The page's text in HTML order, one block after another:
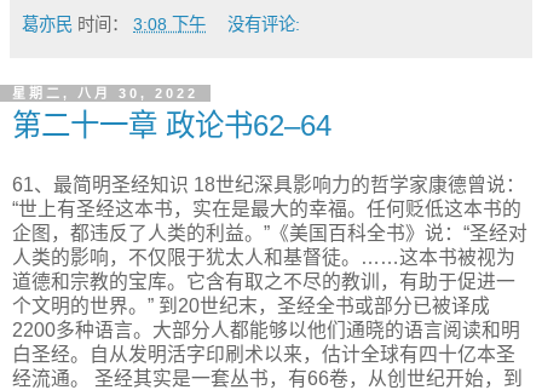
葛亦民 时间： 3:08 下午 没有评论:
星期二, 八月 30, 2022
第二十一章 政论书62–64
61、最简明圣经知识 18世纪深具影响力的哲学家康德曾说：
“世上有圣经这本书，实在是最大的幸福。任何贬低这本书的
企图，都违反了人类的利益。”《美国百科全书》说：“圣经对
人类的影响，不仅限于犹太人和基督徒。……这本书被视为
道德和宗教的宝库。它含有取之不尽的教训，有助于促进一
个文明的世界。” 到20世纪末，圣经全书或部分已被译成
2200多种语言。大部分人都能够以他们通晓的语言阅读和明
白圣经。自从发明活字印刷术以来，估计全球有四十亿本圣
经流通。 圣经其实是一套丛书，有66卷，从创世纪开始，到